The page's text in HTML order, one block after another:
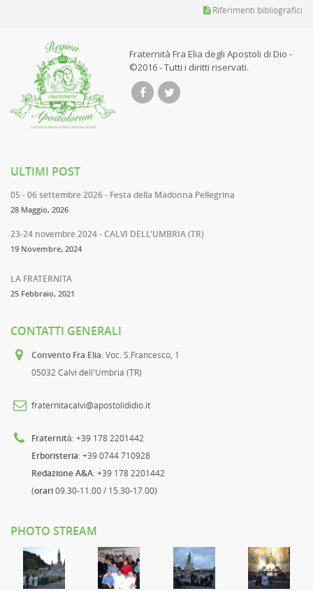
Riferimenti bibliografici
Fraternità Fra Elia degli Apostoli di Dio -
©2016 - Tutti i diritti riservati.
ULTIMI POST
05 - 06 settembre 2026 - Festa della Madonna Pellegrina
28 Maggio, 2026
23-24 novembre 2024 - CALVI DELL'UMBRIA (TR)
19 Novembre, 2024
LA FRATERNITA
25 Febbraio, 2021
CONTATTI GENERALI
Convento Fra Elia: Voc. S.Francesco, 1
05032 Calvi dell'Umbria (TR)
fraternitacalvi@apostolididio.it
Fraternità: +39 178 2201442
Erboristeria: +39 0744 710928
Redazione A&A: +39 178 2201442
(orari09.30-11.00 / 15.30-17.00)
PHOTO STREAM